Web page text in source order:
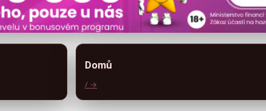
Domů
/ →